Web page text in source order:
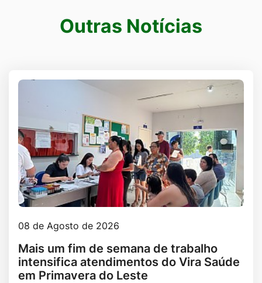
Outras notíciasOutras Notícias
08 de Agosto de 2026
Mais um fim de semana de trabalho
intensifica atendimentos do Vira Saúde
em Primavera do Leste